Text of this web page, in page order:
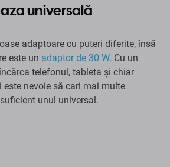
universală
adaptoare cu puteri diferite, însă
este un adaptor de 30 W. Cu un
telefonul, tableta și chiar
este nevoie să cari mai multe
unul universal.